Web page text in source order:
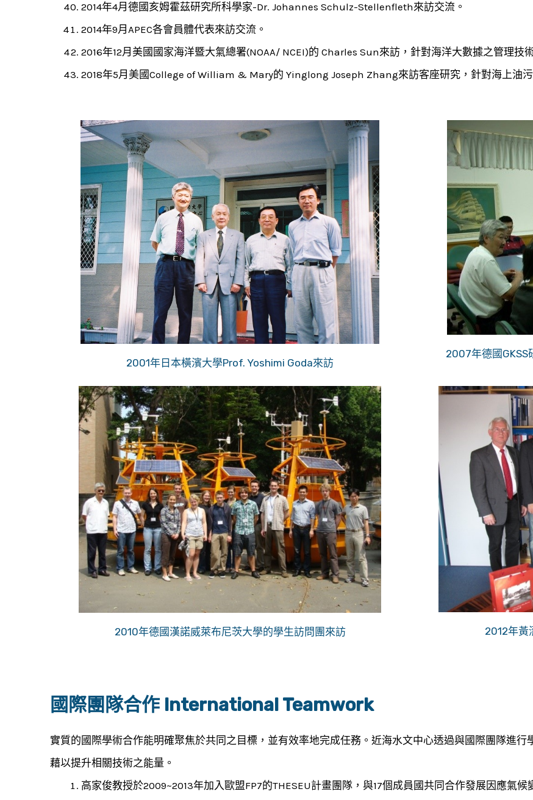
2014年4月德國亥姆霍茲研究所科學家-Dr. Johannes Schulz-Stellenfleth來訪交流。
2014年9月APEC各會員體代表來訪交流。
2016年12月美國國家海洋暨大氣總署(NOAA/ NCEI)的 Charles Sun來訪，針對海洋大數據之管理技
2018年5月美國College of William & Mary的 Yinglong Joseph Zhang來訪客座研究，針對海上油
2001年日本橫濱大學Prof. Yoshimi Goda來訪
2007年德國
2010年德國漢諾威萊布尼茨大學的學生訪問團來訪 2012年黃
國際團隊合作 International Teamwork
實質的國際學術合作能明確聚焦於共同之目標，並有效率地完成任務。近海水文中心透過與國際團隊進行
藉以提升相關技術之能量。
高家俊教授於2009~2013年加入歐盟FP7的THESEU計畫團隊，與17個成員國共同合作發展因應氣